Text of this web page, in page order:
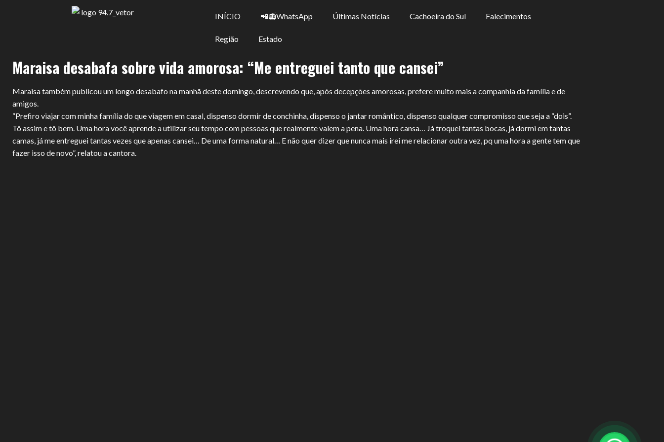
INÍCIO 📲📻WhatsApp Últimas Notícias Cachoeira do Sul Falecimentos
Região Estado
Maraisa desabafa sobre vida amorosa: “Me entreguei tanto que cansei”
Maraisa também publicou um longo desabafo na manhã deste domingo, descrevendo que, após decepções amorosas, prefere muito mais a companhia da família e de
amigos.
“Prefiro viajar com minha família do que viagem em casal, dispenso dormir de conchinha, dispenso o jantar romântico, dispenso qualquer compromisso que seja a “dois”.
Tô assim e tô bem. Uma hora você aprende a utilizar seu tempo com pessoas que realmente valem a pena. Uma hora cansa… Já troquei tantas bocas, já dormi em tantas
camas, já me entreguei tantas vezes que apenas cansei… De uma forma natural… E não quer dizer que nunca mais irei me relacionar outra vez, pq uma hora a gente tem que
fazer isso de novo”, relatou a cantora.